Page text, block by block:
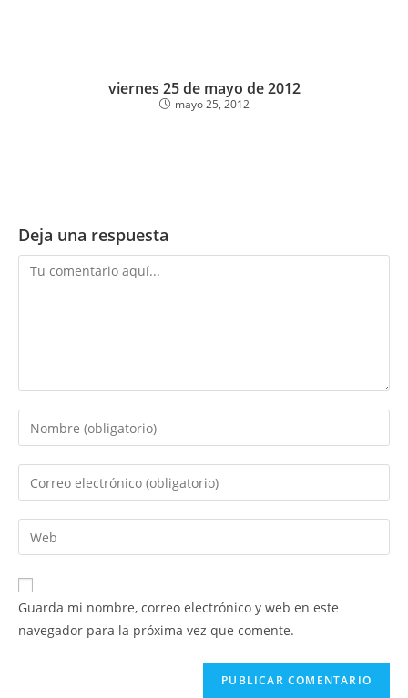
viernes 25 de mayo de 2012
mayo 25, 2012
Deja una respuesta
Comentario
Introduce
tu
nombre
de
usuario
para
comentar
Introduce
tu
dirección
de
electrónico
para
comentar
Introduce
la
URL
de
Guarda mi nombre, correo electrónico y web en este
navegador para la próxima vez que comente.